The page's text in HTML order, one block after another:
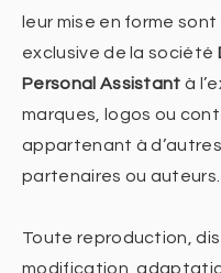
leur mise en forme
exclusive de la société
Personal Assistant à
marques, logos ou
appartenant à
partenaires ou auteurs.
Toute reproduction,
modification,